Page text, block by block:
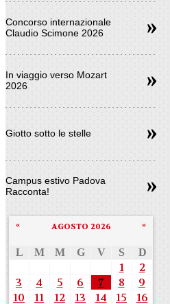
Concorso internazionale
Claudio Scimone 2026
In viaggio verso Mozart
2026
Giotto sotto le stelle
Campus estivo Padova
Racconta!
AGOSTO 2026
« »
L M M G V S D
1
2
3
4 5 6 7 8
9
10
11 12 13 14 15 16